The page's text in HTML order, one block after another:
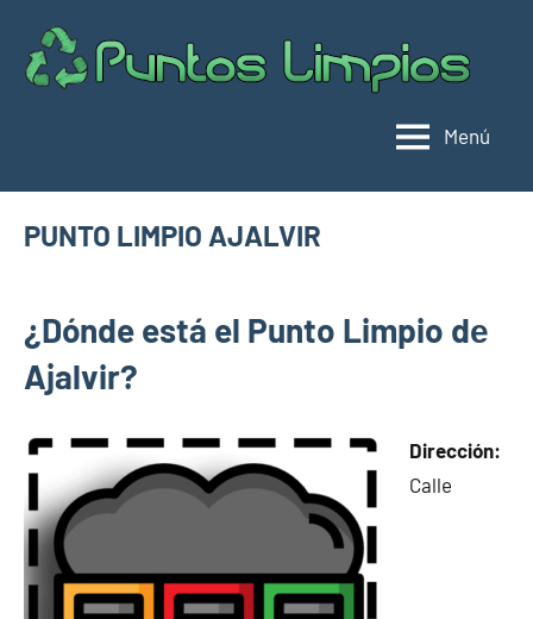
contenido
Menú
PUNTO LIMPIO AJALVIR
limpios en
municipios
de Madrid
2024
¿Dónde está el Punto Limpio dе
Ajalvir?
Dirección:
Calle